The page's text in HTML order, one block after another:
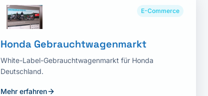
E-Commerce
Honda Gebrauchtwagenmarkt
White-Label-Gebrauchtwagenmarkt für Honda
Deutschland.
Mehr erfahren